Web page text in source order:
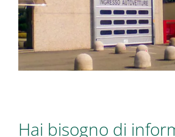
Hai bisogno di